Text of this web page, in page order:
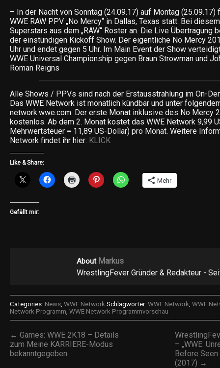
– In der Nacht von Sonntag (24.09.17) auf Montag (25.09.17)
WWE RAW PPV „No Mercy“ in Dallas, Texas statt. Bei
Superstars aus dem „RAW“ Roster an. Die Live Übertragung
der einstündigen Kickoff Show. Der eigentliche No Mercy
Uhr und endet gegen 5 Uhr. Im Main Event der Show
WWE Universal Championship gegen Braun Strowman und
Roman Reigns
Alle Shows / PPVs sind nach der Erstausstrahlung im On-
Das WWE Network ist monatlich kündbar und unter
network.wwe.com. Der erste Monat inklusive des No Mercy
kostenlos. Ab dem 2. Monat kostet das WWE Network 9,99
Mehrwertsteuer = 11,89 US-Dollar) pro Monat. Weitere
Network findet ihr hier: KLICK
Like & Share:
Mehr
Gefällt mir:
About Markus
WrestlingFever Gründer & Redakteur -
Categories: News, WWE Network Schlagwörter: WWE Network, WWE
Network Programm, WWE Network Programmvorschau
← Games: WWE 2K18 – Details
zum Meine KARRIERE-Modus
bekanntgegeben
– „WWE:
Before
(2017) →